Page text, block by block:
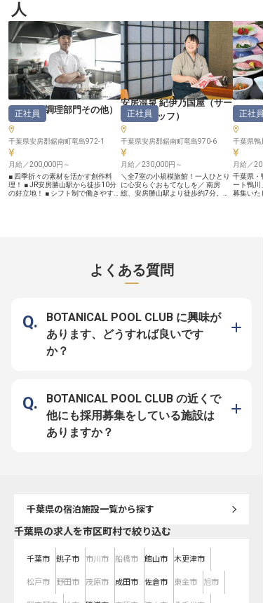
拠点に連日多くのお客様が訪れま
す。※この求人は2023年11月14日
時点の情報です
ャンルであなたの腕を振るうことが
できます。お客様の笑顔を一番に考
え、一皿一皿に真心を込めるおもて
なしの精神を大切にしています。あ
なたの情熱と技術で、忘れられない
感動を届けましょう。 ーー【成長
を支える環境と、安心して働ける福
利厚生】 私たちは、働くスタッフ
一人ひとりの成長とキャリアアップ
を全力でサポートします。新入社員
研修から階層別研修、部門別研修ま
で、充実した研修制度であなたのス
キルアップを後押し。また、従業員
食堂や無料送迎バスなど、日々の生
活を支える福利厚生も充実していま
す。産前・産後休暇や育児休暇の取
得実績もあり、ライフステージの変
化にも柔軟に対応。安心して長く活
躍できる環境がここにあります。
※2025年12月15日時点の情報です
人
さざね（調理部門その他）
正社員
千葉県安房郡鋸南町竜島972-1
月給／200,000円～
■ 四季折々の素材を活かす創作料
理！ ■ JR安房勝山駅から徒歩10分
の好立地！ ■ シフト制で働きやすい
ながら、季節感あふれる料理の数々
をご提供！ お客様の「美味しい」
を活かしながら、さらなる技術向上
を目指せます！ ーー【チームワー
クを大切に、料理人としての成長を
食それぞれのプロフェッショナルが
て働けます！ また、寮も完備して
いるので、遠方からの応募も安心で
す。静かな環境で腕を磨きたい方、
地元の食材と向き合いながら料理の
腕を上げたい方にぴったりの職場で
す。 一緒に「さざね」のおもてな
安房温泉 紀伊乃国屋（サー
ビススタッフ ）
正社員
千葉県安房郡鋸南町竜島970-6
月給／230,000円～
＼全7室の小規模旅館！一人ひとり
に心安らぐおもてなしを／ 南房
総、安房勝山駅より徒歩約7分。ど
にもおすすめです！ ■風情漂う平和
な漁師町。人ごみが苦手な方でもの
びのびと働けます ■未経験OK！充
上、社員寮あり（月13,000～
30,000円） ■賄い2食無料、自分の
時間もしっかりとれる「月8日休
み」 ――運営元の紀伊乃国屋グル
だからこそお客様一人ひとりに寄り
添い、マニュアル通りではない心の
通ったおもてなしをご提供できるこ
とが強みです。平均年齢27歳と、
潮騒リ
正社員
千葉県鴨
月給／
千葉県・
ート鴨川
募集いた
よくある質問
BOTANICAL POOL CLUB に興味が
あります、どうすれば良いです
か？
BOTANICAL POOL CLUB の近くで
他にも採用募集をしている施設は
ありますか？
千葉県の宿泊施設一覧から探す
千葉県の求人を市区町村で絞り込む
千葉市 銚子市 市川市 船橋市 館山市 木更津市
松戸市 野田市 茂原市 成田市 佐倉市 東金市 旭市